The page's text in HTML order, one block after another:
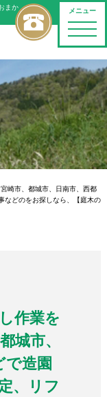
メニュー
toggle
まか
崎市、都城市、日南市、西都
などのをお探しなら、【庭木の
作業を
城市、
で造園
、リフ